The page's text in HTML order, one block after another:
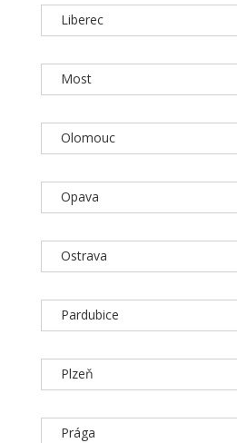
Liberec
Most
Olomouc
Opava
Ostrava
Pardubice
Plzeň
Prága